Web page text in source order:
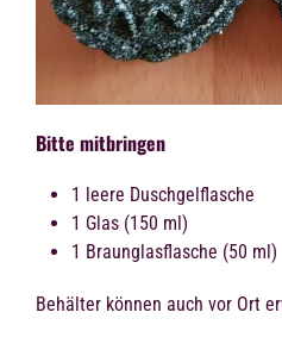
Bitte mitbringen
1 leere Duschgelflasche
1 Glas (150 ml)
1 Braunglasflasche (50 ml)
Behälter können auch vor Ort